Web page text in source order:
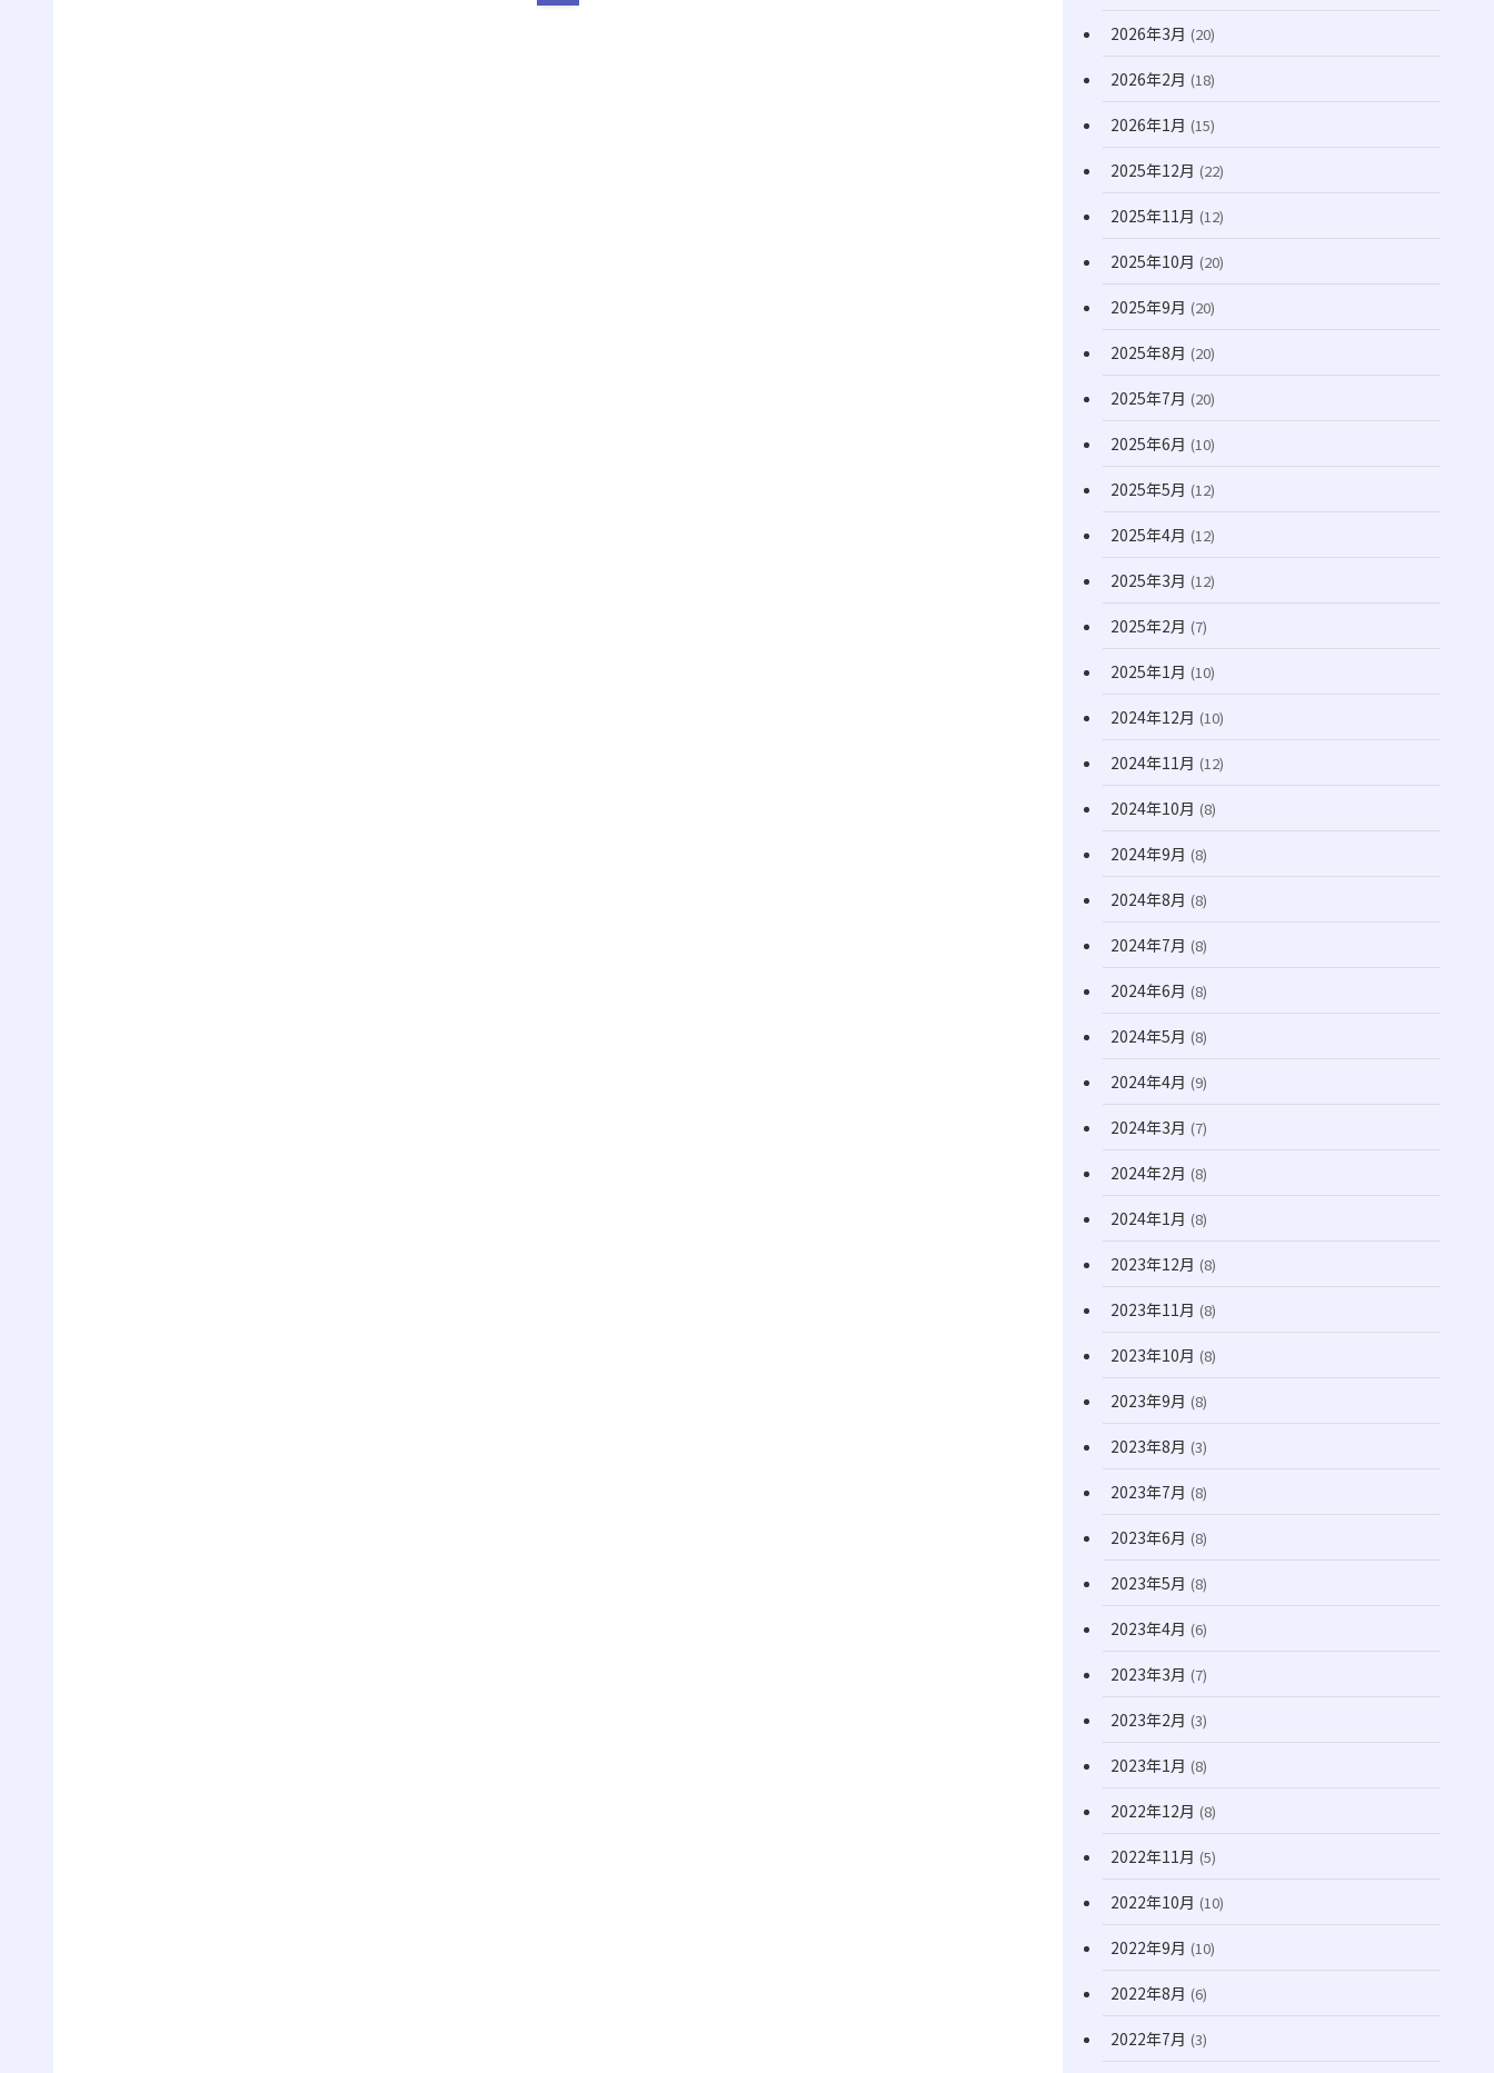
(10)
(22)
(171)
2026年3月 (20)
2026年2月 (18)
2026年1月 (15)
2025年12月 (22)
2025年11月 (12)
2025年10月 (20)
2025年9月 (20)
2025年8月 (20)
2025年7月 (20)
2025年6月 (10)
2025年5月 (12)
2025年4月 (12)
2025年3月 (12)
2025年2月 (7)
2025年1月 (10)
2024年12月 (10)
2024年11月 (12)
2024年10月 (8)
2024年9月 (8)
2024年8月 (8)
2024年7月 (8)
2024年6月 (8)
2024年5月 (8)
2024年4月 (9)
2024年3月 (7)
2024年2月 (8)
2024年1月 (8)
2023年12月 (8)
2023年11月 (8)
2023年10月 (8)
2023年9月 (8)
2023年8月 (3)
2023年7月 (8)
2023年6月 (8)
2023年5月 (8)
2023年4月 (6)
2023年3月 (7)
2023年2月 (3)
2023年1月 (8)
2022年12月 (8)
2022年11月 (5)
2022年10月 (10)
2022年9月 (10)
2022年8月 (6)
2022年7月 (3)